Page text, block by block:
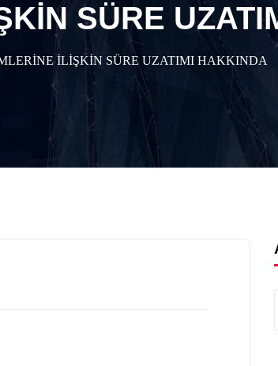
SÜRE
İLİŞKİN SÜRE UZATIMI HAKKINDA